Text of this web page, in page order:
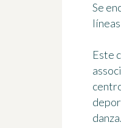
Se
Este
danza.